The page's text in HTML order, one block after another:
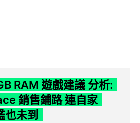
RAM 遊戲建議 分析:
銷售鋪路 連自家
未到